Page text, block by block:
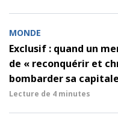
MONDE
Exclusif : quand un
de « reconquérir et
bombarder sa
Lecture de 4 minutes